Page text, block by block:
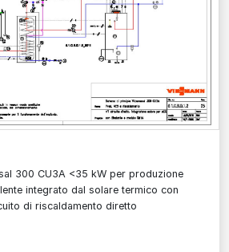
300 CU3A <35 kW per produzione
integrato dal solare termico con
di riscaldamento diretto